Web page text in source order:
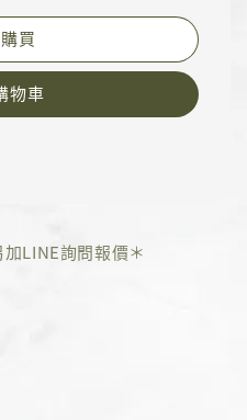
買
物車
LINE詢問報價＊